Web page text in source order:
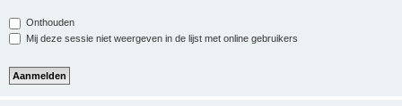
Onthouden
Mij deze sessie niet weergeven in de lijst met online gebruikers